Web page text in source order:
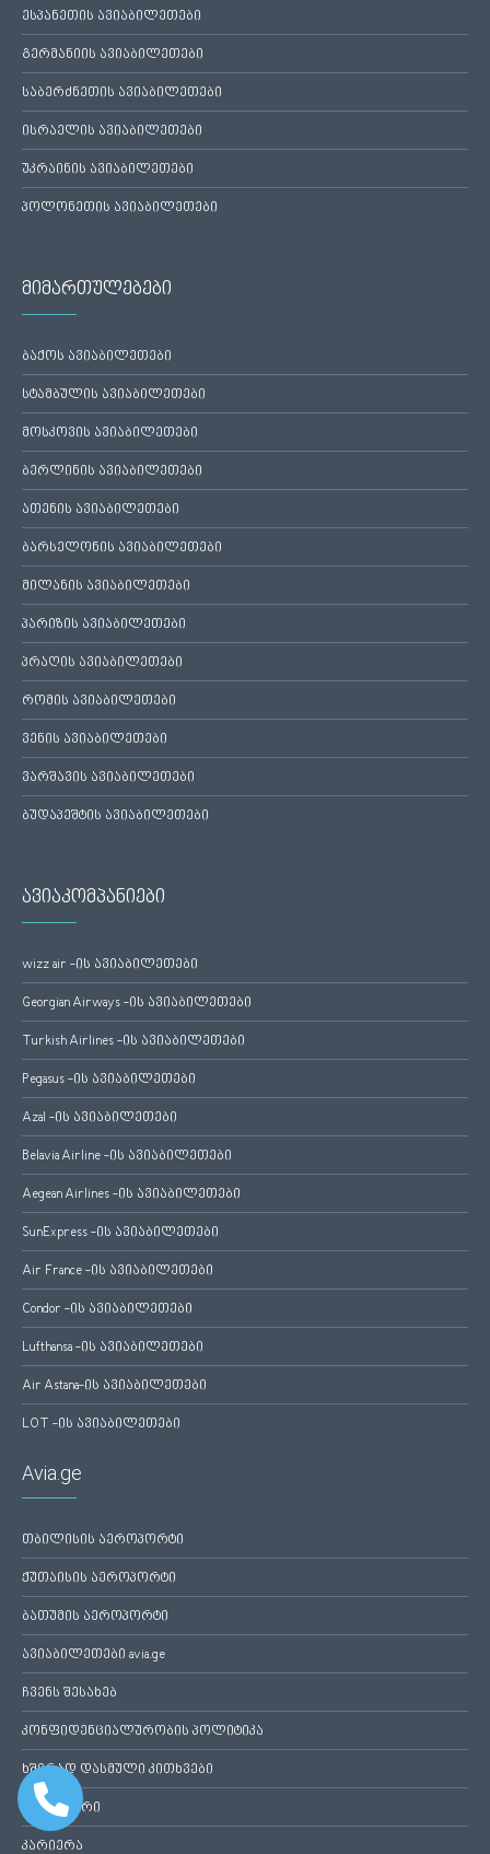
ესპანეთის ავიაბილეთები
გერმანიის ავიაბილეთები
საბერძნეთის ავიაბილეთები
ისრაელის ავიაბილეთები
უკრაინის ავიაბილეთები
პოლონეთის ავიაბილეთები
მიმართულებები
ბაქოს ავიაბილეთები
სტამბულის ავიაბილეთები
მოსკოვის ავიაბილეთები
ბერლინის ავიაბილეთები
ათენის ავიაბილეთები
ბარსელონის ავიაბილეთები
მილანის ავიაბილეთები
პარიზის ავიაბილეთები
პრაღის ავიაბილეთები
რომის ავიაბილეთები
ვენის ავიაბილეთები
ვარშავის ავიაბილეთები
ბუდაპეშტის ავიაბილეთები
ავიაკომპანიები
wizz air -ის ავიაბილეთები
Georgian Airways -ის ავიაბილეთები
Turkish Airlines -ის ავიაბილეთები
Pegasus -ის ავიაბილეთები
Azal -ის ავიაბილეთები
Belavia Airline -ის ავიაბილეთები
Aegean Airlines -ის ავიაბილეთები
SunExpress -ის ავიაბილეთები
Air France -ის ავიაბილეთები
Condor -ის ავიაბილეთები
Lufthansa -ის ავიაბილეთები
Air Astana-ის ავიაბილეთები
LOT -ის ავიაბილეთები
Avia.ge
თბილისის აეროპორტი
ქუთაისის აეროპორტი
ბათუმის აეროპორტი
ავიაბილეთები avia.ge
ჩვენს შესახებ
კონფიდენციალურობის პოლიტიკა
ხშირად დასმული კითხვები
უკუკავშირი
კარიერა